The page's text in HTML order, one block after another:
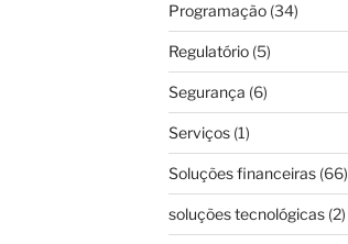
Programação(34)
Regulatório(5)
Segurança (6)
Serviços(1)
Soluções financeiras(66)
soluções tecnológicas(2)